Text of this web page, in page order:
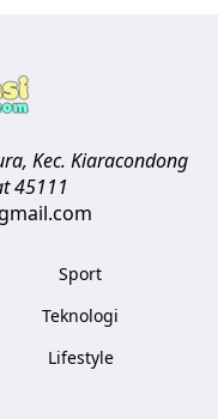
Kec. Kiaracondong
45111
Sport
Teknologi
Lifestyle